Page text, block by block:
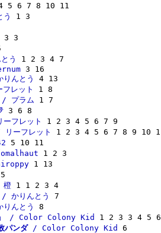
う
んとう
レット
/ プラム
フレット
ーフレット
/ かりんとう
んとう
/ Color Colony Kid
パンダ / Color Colony Kid